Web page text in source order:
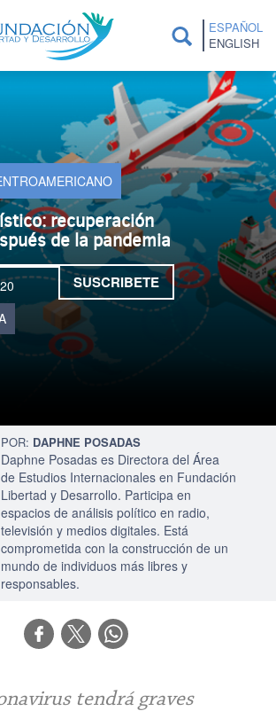
ESPAÑOL
ENGLISH
recuperación
de la pandemia
SUSCRIBETE
DAPHNE POSADAS
Daphne Posadas es Directora del Área
de Estudios Internacionales en Fundación
Libertad y Desarrollo. Participa en
espacios de análisis político en radio,
televisión y medios digitales. Está
comprometida con la construcción de un
mundo de individuos más libres y
responsables.
tendrá graves